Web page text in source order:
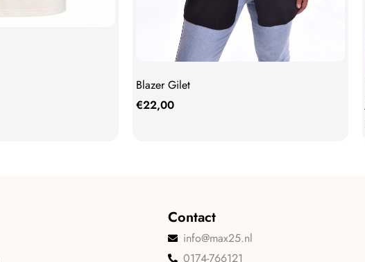
Blazer Gilet
€22,00
Contact
info@max25.nl
0174-766121